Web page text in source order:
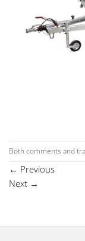
Both comments and
← Previous
Next →